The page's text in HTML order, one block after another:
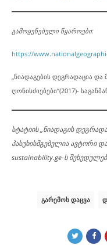
გამოყენებული წყაროები:
https://
„ნიადაგების დეგრადაცია
ღონისძიებები“(2017)-
სტატიის „ნიადაგის
პასუხისმგებელია ავტორი
sustainability.ge-ს
ᲒᲐᲠᲔᲛᲝᲡ ᲓᲐᲪᲕᲐ